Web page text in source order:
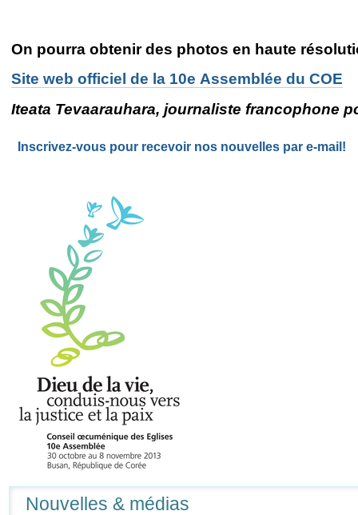
On pourra obtenir des photos en haute
Site web officiel de la 10e Assemblée du COE
Iteata Tevaarauhara, journaliste francophone
Inscrivez-vous pour recevoir nos nouvelles par e-mail!
Nouvelles & médias